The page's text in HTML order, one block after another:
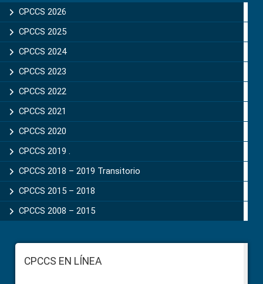
Sidebar
CPCCS 2026
CPCCS 2025
CPCCS 2024
CPCCS 2023
CPCCS 2022
CPCCS 2021
CPCCS 2020
CPCCS 2019 .
CPCCS 2018 – 2019 Transitorio
CPCCS 2015 – 2018
CPCCS 2008 – 2015
FooterCPCCS EN LÍNEA